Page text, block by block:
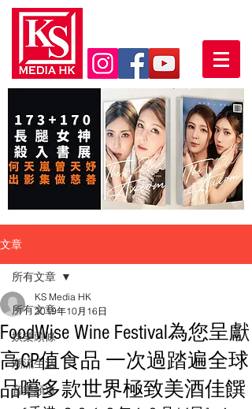
文章
所有文章
娛樂頭條
潮流生活
音樂頻道
所有文章
FoodWise Wine Festival為您呈獻
高CP值食品 一次過踏遍全球
品嚐多款世界極致美酒佳饌
KS Media HK
2019年10月16日